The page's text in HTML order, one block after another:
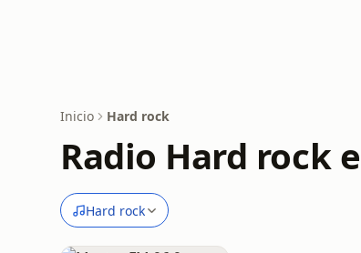
Inicio Hard rock
Radio Hard rock
Hard rock